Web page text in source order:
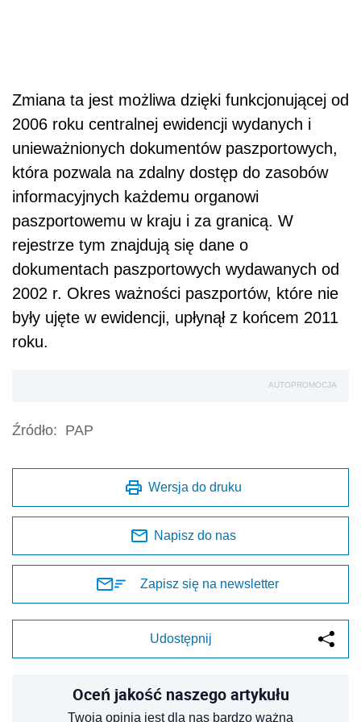
Zmiana ta jest możliwa dzięki funkcjonującej od
2006 roku centralnej ewidencji wydanych i
unieważnionych dokumentów paszportowych,
która pozwala na zdalny dostęp do zasobów
informacyjnych każdemu organowi
paszportowemu w kraju i za granicą. W
rejestrze tym znajdują się dane o
dokumentach paszportowych wydawanych od
2002 r. Okres ważności paszportów, które nie
były ujęte w ewidencji, upłynął z końcem 2011
roku.
AUTOPROMOCJA
Źródło: PAP
Wersja do druku
Napisz do nas
Zapisz się na newsletter
Udostępnij
Oceń jakość naszego artykułu
Twoja opinia jest dla nas bardzo ważna